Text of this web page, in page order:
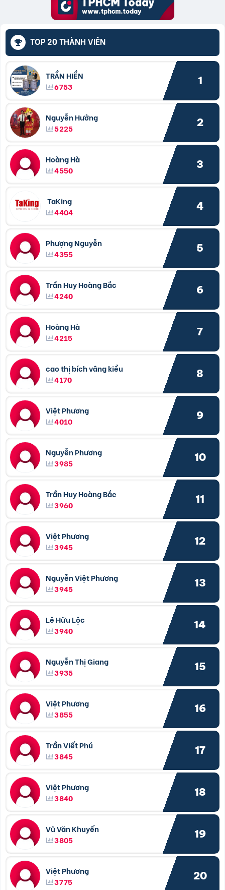
TOP 20 THÀNH VIÊN
TRẦN HIỀN
6753
1
Nguyễn Hưởng
5225
2
Hoàng Hà
4550
3
TaKing
4404
4
Phượng Nguyễn
4355
5
Trần Huy Hoàng Bắc
4240
6
Hoàng Hà
4215
7
cao thị bích vâng kiều
4170
8
Việt Phương
4010
9
Nguyễn Phương
3985
10
Trần Huy Hoàng Bắc
3960
11
Việt Phương
3945
12
Nguyễn Việt Phương
3945
13
Lê Hữu Lộc
3940
14
Nguyễn Thị Giang
3935
15
Việt Phương
3855
16
Trần Viết Phú
3845
17
Việt Phương
3840
18
Vũ Văn Khuyến
3805
19
Việt Phương
3775
20